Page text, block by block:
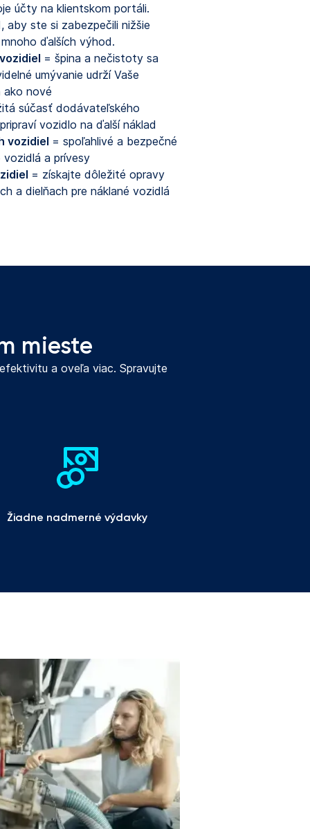
účty na klientskom portáli.
aby ste si zabezpečili nižšie
ďalších výhod.
= špina a nečistoty sa
umývanie udrží Vaše
ako nové
súčasť dodávateľského
vozidlo na ďalší náklad
vozidiel = spoľahlivé a bezpečné
vozidlá a prívesy
= získajte dôležité opravy
a dielňach pre náklané vozidlá
mieste
a oveľa viac. Spravujte
Žiadne nadmerné výdavky